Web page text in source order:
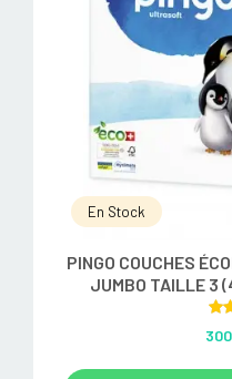
En Stock
PINGO COUCHES
JUMBO TAILLE 3